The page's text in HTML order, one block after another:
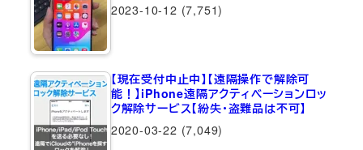
2023-10-12 (7,751)
【現在受付中止中】【遠隔操作で解除可
能！】iPhone遠隔アクティベーションロッ
ク解除サービス【紛失・盗難品は不可】
2020-03-22 (7,049)